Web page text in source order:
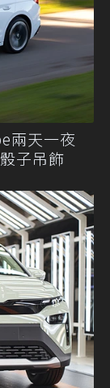
兩天一夜
子吊飾